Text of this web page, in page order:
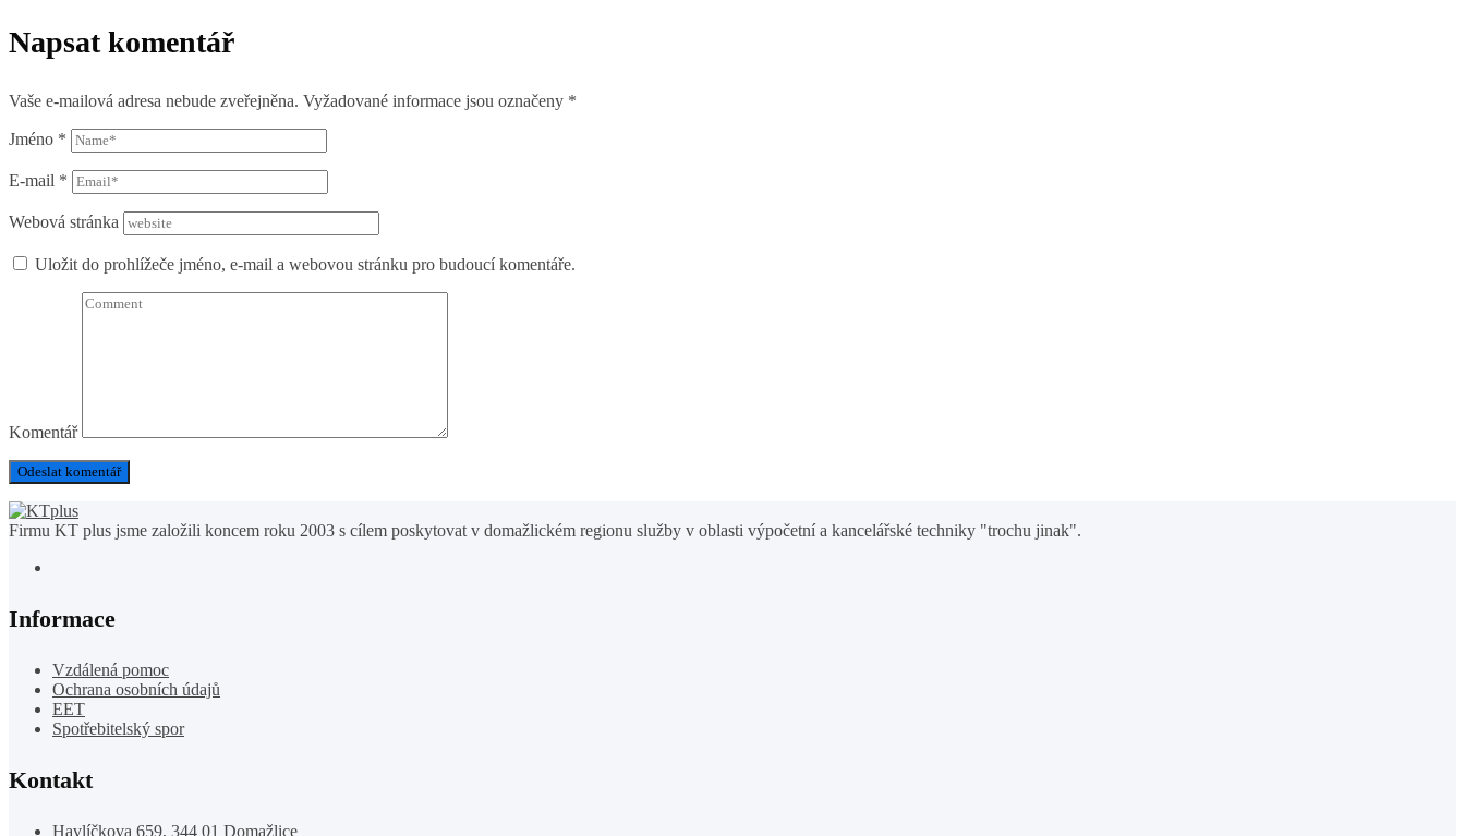
Napsat komentář
Vaše e-mailová adresa nebude zveřejněna. Vyžadované informace jsou označeny *
Jméno *
E-mail *
Webová stránka
Uložit do prohlížeče jméno, e-mail a webovou stránku pro budoucí komentáře.
Komentář
Firmu KT plus jsme založili koncem roku 2003 s cílem poskytovat v domažlickém regionu služby v oblasti výpočetní a kancelářské techniky "trochu jinak".
Informace
Vzdálená pomoc
Ochrana osobních údajů
EET
Spotřebitelský spor
Kontakt
Havlíčkova 659, 344 01 Domažlice